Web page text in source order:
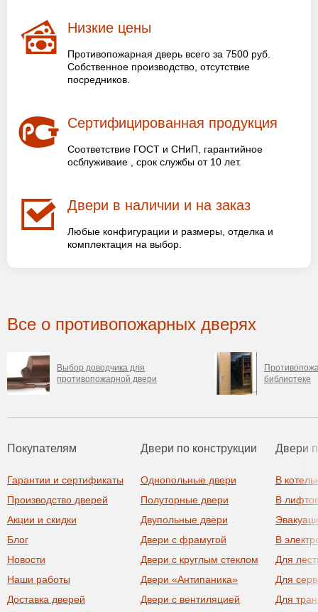
Низкие цены
Противопожарная дверь всего за 7500 руб.
Собственное производство, отсутствие
посредников.
Сертифицированная продукция
Соответствие ГОСТ и СНиП, гарантийное
осблуживаие , срок службы от 10 лет.
Двери в наличии и на заказ
Любые конфигурации и размеры, отделка и
комплектация на выбор.
Все о противопожарных дверях
Выбор доводчика для
противопожарной двери
библиотеке
Покупателям
Гарантии и сертификаты
Производство дверей
Акции и скидки
Блог
Новости
Наши работы
Доставка дверей
Двери по конструкции
Однопольные двери
Полуторные двери
Двупольные двери
Двери с фрамугой
Двери с круглым стеклом
Двери «Антипаника»
Двери с вентиляцией
Двери
В
В
В
Для
Для
Для